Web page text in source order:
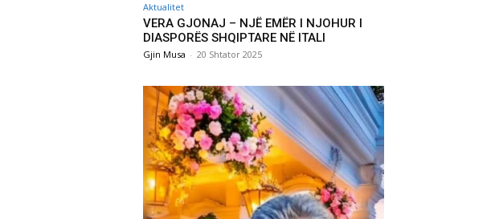
Aktualitet
VERA GJONAJ – NJË EMËR I NJOHUR I
DIASPORËS SHQIPTARE NË ITALI
Gjin Musa - 20 Shtator 2025